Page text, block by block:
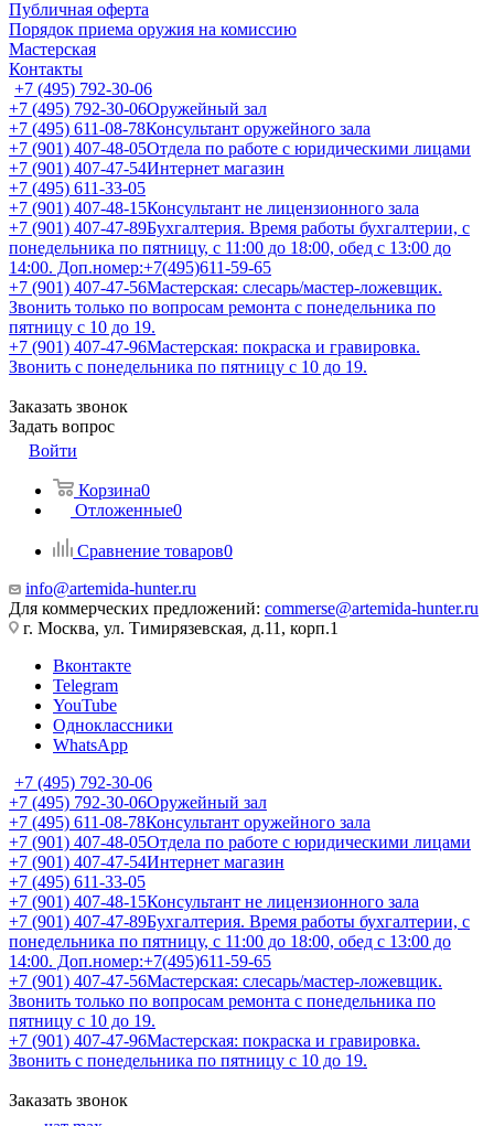
Публичная оферта
Порядок приема оружия на комиссию
Мастерская
Контакты
+7 (495) 792-30-06
+7 (495) 792-30-06Оружейный зал
+7 (495) 611-08-78Консультант оружейного зала
+7 (901) 407-48-05Отдела по работе с юридическими лицами
+7 (901) 407-47-54Интернет магазин
+7 (495) 611-33-05
+7 (901) 407-48-15Консультант не лицензионного зала
+7 (901) 407-47-89Бухгалтерия. Время работы бухгалтерии, с
понедельника по пятницу, с 11:00 до 18:00, обед с 13:00 до
14:00. Доп.номер:+7(495)611-59-65
+7 (901) 407-47-56Мастерская: слесарь/мастер-ложевщик.
Звонить только по вопросам ремонта с понедельника по
пятницу с 10 до 19.
+7 (901) 407-47-96Мастерская: покраска и гравировка.
Звонить с понедельника по пятницу с 10 до 19.
Заказать звонок
Задать вопрос
Войти
Корзина0
Отложенные0
Сравнение товаров0
info@artemida-hunter.ru
Для коммерческих предложений: commerse@artemida-hunter.ru
г. Москва, ул. Тимирязевская, д.11, корп.1
Вконтакте
Telegram
YouTube
Одноклассники
WhatsApp
+7 (495) 792-30-06
+7 (495) 792-30-06Оружейный зал
+7 (495) 611-08-78Консультант оружейного зала
+7 (901) 407-48-05Отдела по работе с юридическими лицами
+7 (901) 407-47-54Интернет магазин
+7 (495) 611-33-05
+7 (901) 407-48-15Консультант не лицензионного зала
+7 (901) 407-47-89Бухгалтерия. Время работы бухгалтерии, с
понедельника по пятницу, с 11:00 до 18:00, обед с 13:00 до
14:00. Доп.номер:+7(495)611-59-65
+7 (901) 407-47-56Мастерская: слесарь/мастер-ложевщик.
Звонить только по вопросам ремонта с понедельника по
пятницу с 10 до 19.
+7 (901) 407-47-96Мастерская: покраска и гравировка.
Звонить с понедельника по пятницу с 10 до 19.
Заказать звонок